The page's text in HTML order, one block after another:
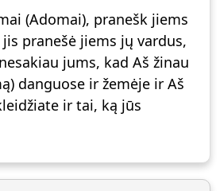
(Adomai), pranešk jiems
pranešė jiems jų vardus,
jums, kad Aš žinau
danguose ir žemėje ir Aš
ir tai, ką jūs